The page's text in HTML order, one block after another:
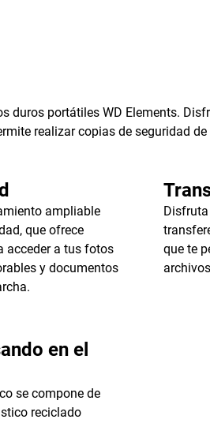
portátiles WD Elements.
realizar copias de seguridad
ampliable
que ofrece
acceder a tus fotos
y documentos
que te
en el
se compone de
reciclado